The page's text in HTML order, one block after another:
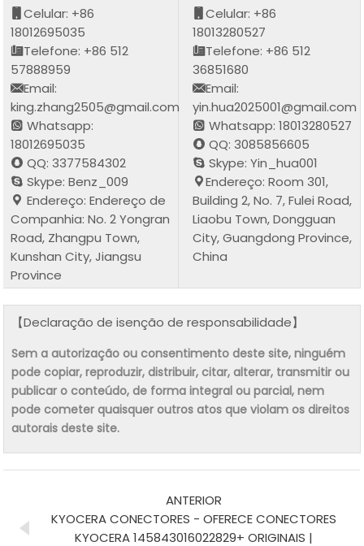
Celular: +86
18012695035
Telefone: +86 512
57888959
Email:
king.zhang2505@gmail.com
Whatsapp:
18012695035
QQ: 3377584302
Skype: Benz_009
Endereço: Endereço de
Companhia: No. 2 Yongran
Road, Zhangpu Town,
Kunshan City, Jiangsu
Province
Celular: +86
18013280527
Telefone: +86 512
36851680
Email:
yin.hua2025001@gmail.com
Whatsapp: 18013280527
QQ: 3085856605
Skype: Yin_hua001
Endereço: Room 301,
Building 2, No. 7, Fulei Road,
Liaobu Town, Dongguan
City, Guangdong Province,
China
【Declaração de isenção de responsabilidade】
Sem a autorização ou consentimento deste site, ninguém
pode copiar, reproduzir, distribuir, citar, alterar, transmitir ou
publicar o conteúdo, de forma integral ou parcial, nem
pode cometer quaisquer outros atos que violam os direitos
autorais deste site.
ANTERIOR
KYOCERA CONECTORES - OFERECE CONECTORES
KYOCERA 145843016022829+ ORIGINAIS |